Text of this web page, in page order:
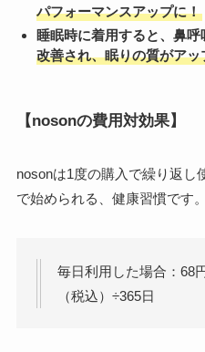
パフォーマンスアップに！
睡眠時に着用すると、鼻
改善され、眠りの質がアッ
【nosonの費用対効果】
nosonは1度の購入で繰り返し
で始められる、健康習慣です。
毎日利用した場合：68
（税込）÷365日